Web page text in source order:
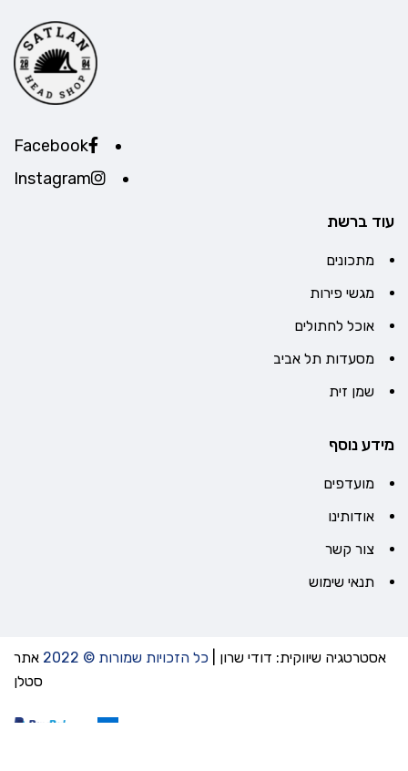
Facebook
Instagram
עוד ברשת
מתכונים
מגשי פירות
אוכל לחתולים
מסעדות תל אביב
שמן זית
מידע נוסף
מועדפים
אודותינו
צור קשר
תנאי שימוש
אסטרטגיה שיווקית: דודי שרון כל הזכויות שמורות © 2022
אתר
סטלן